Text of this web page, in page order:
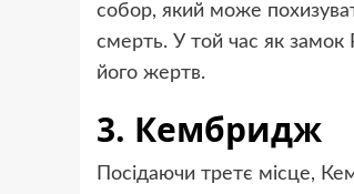
собор, який може
смерть. У той час як
його жертв.
3. Кембридж
Посідаючи третє місце,